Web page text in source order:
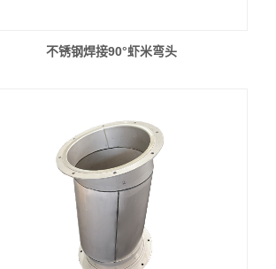
不锈钢焊接90°虾米弯头